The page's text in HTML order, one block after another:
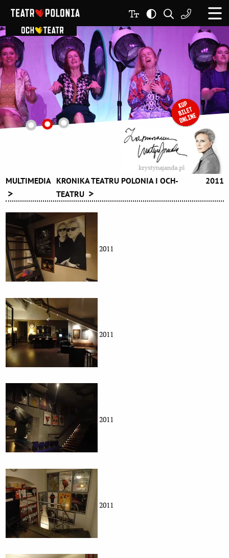
MULTIMEDIA KRONIKA TEATRU POLONIA I OCH-
TEATRU
2011
2011
2011
2011
2011